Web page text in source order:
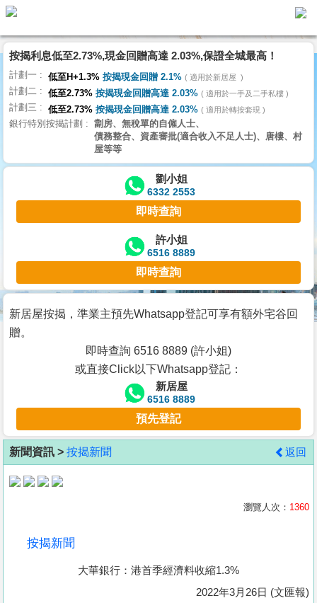
代
理
主
頁
搵
樓/
交
業
主
宅
谷
按
客
地
產
按揭利息低至2.73%,現金回贈高達 2.03%,保證全城最高！
計劃一 低至H+1.3% 按揭現金回贈 2.1% 適用於新居屋
計劃二 低至2.73% 按揭現金回贈高達 2.03% 適用於一手及二手私樓
計劃三 低至2.73% 按揭現金回贈高達 2.03% 適用於轉按套現
銀行特別按揭計劃
劏房、無稅單的自僱人士、
債務整合、資產審批(適合收入不足人士)、唐樓、村
屋等等
劉小姐
6332 2553
即時查詢
許小姐
6516 8889
即時查詢
新居屋按揭，準業主預先Whatsapp登記可享有額外宅谷回
贈。
即時查詢 6516 8889 (許小姐)
或直接Click以下Whatsapp登記：
新居屋
6516 8889
預先登記
新聞資訊 > 按揭新聞 返回
瀏覽人次： 1360
按揭新聞
大華銀行：港首季經濟料收縮1.3%
2022年3月26日 (文匯報)